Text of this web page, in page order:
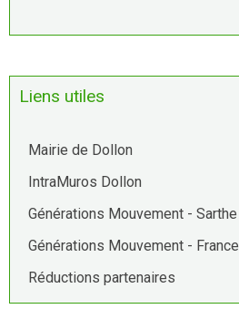
Liens utiles
Mairie de Dollon
IntraMuros Dollon
Générations Mouvement - Sarthe
Générations Mouvement - France
Réductions partenaires